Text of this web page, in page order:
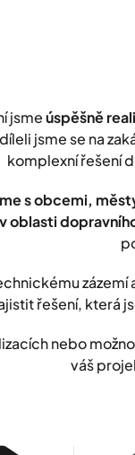
jsmeúspěšně
jsme se na
komplexní řešení
s obcemi,
oblasti
řešení, která
nebo
váš